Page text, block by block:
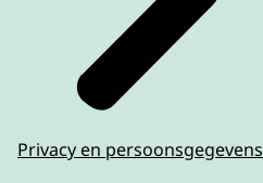
Privacy en persoonsgegevens